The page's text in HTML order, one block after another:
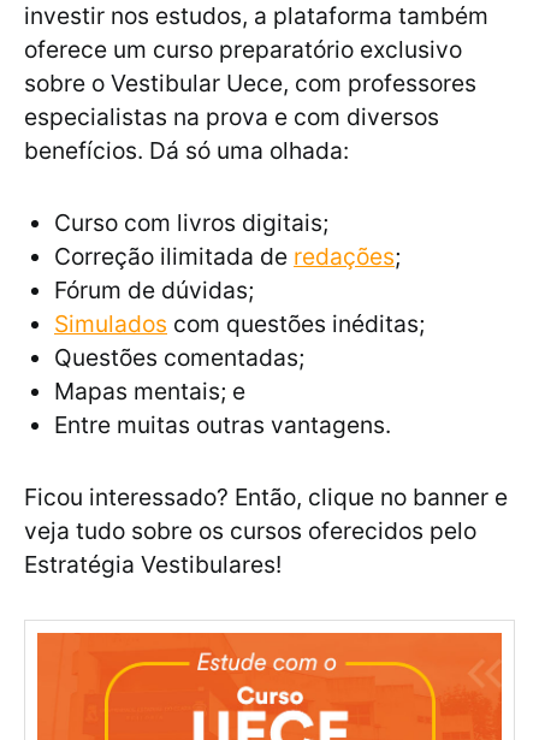
investir nos estudos, a plataforma também
oferece um curso preparatório exclusivo
sobre o Vestibular Uece, com professores
especialistas na prova e com diversos
benefícios. Dá só uma olhada:
Curso com livros digitais;
Correção ilimitada de redações;
Fórum de dúvidas;
Simulados com questões inéditas;
Questões comentadas;
Mapas mentais; e
Entre muitas outras vantagens.
Ficou interessado? Então, clique no banner e
veja tudo sobre os cursos oferecidos pelo
Estratégia Vestibulares!